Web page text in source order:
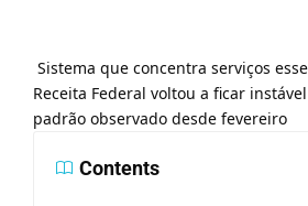
Sistema que concentra serviços
Receita Federal voltou a ficar
padrão observado desde fevereiro
Contents